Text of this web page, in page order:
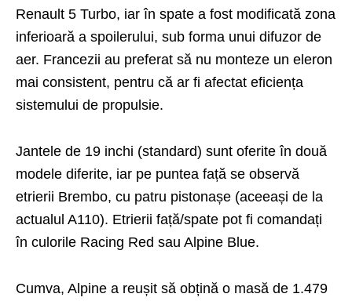
Renault 5 Turbo, iar în spate a fost modificată zona
inferioară a spoilerului, sub forma unui difuzor de
aer. Francezii au preferat să nu monteze un eleron
mai consistent, pentru că ar fi afectat eficiența
sistemului de propulsie.
Jantele de 19 inchi (standard) sunt oferite în două
modele diferite, iar pe puntea față se observă
etrierii Brembo, cu patru pistonașe (aceeași de la
actualul A110). Etrierii față/spate pot fi comandați
în culorile Racing Red sau Alpine Blue.
Cumva, Alpine a reușit să obțină o masă de 1.479